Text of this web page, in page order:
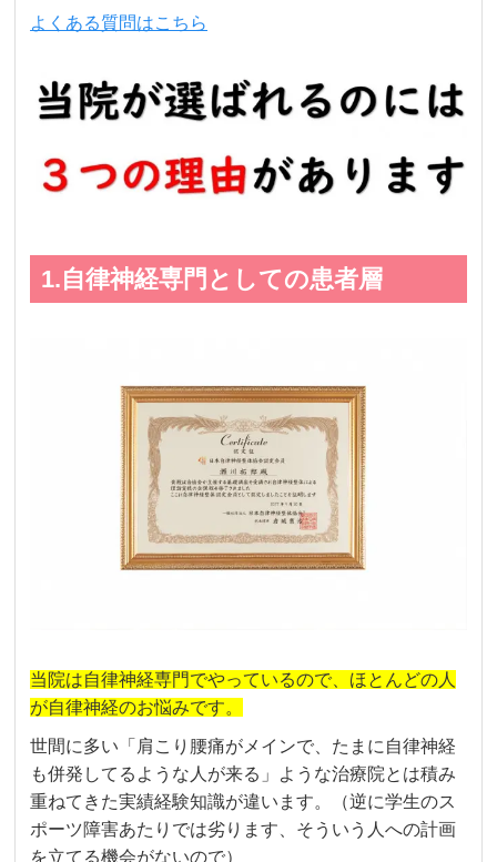
よくある質問はこちら
1.自律神経専門としての患者層
当院は自律神経専門でやっているので、ほとんどの人
が自律神経のお悩みです。
世間に多い「肩こり腰痛がメインで、たまに自律神経
も併発してるような人が来る」ような治療院とは積み
重ねてきた実績経験知識が違います。（逆に学生のス
ポーツ障害あたりでは劣ります、そういう人への計画
を立てる機会がないので）